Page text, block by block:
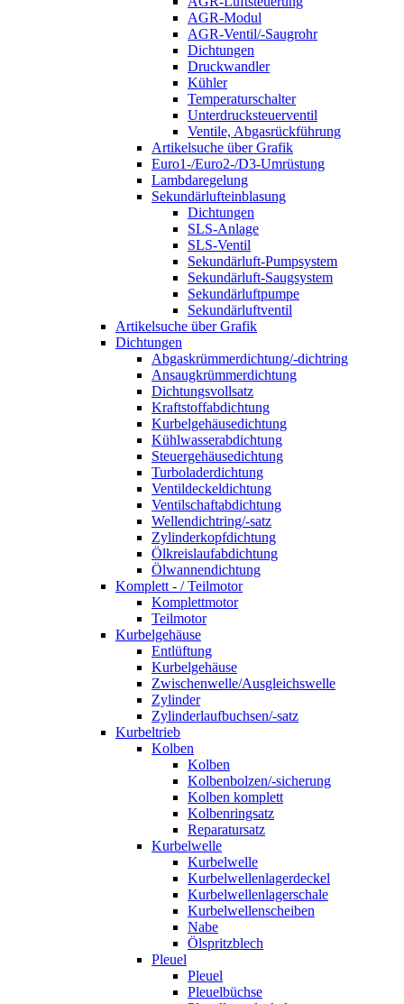
AGR-Modul
AGR-Ventil/-Saugrohr
Dichtungen
Druckwandler
Kühler
Temperaturschalter
Unterdrucksteuerventil
Ventile, Abgasrückführung
Artikelsuche über Grafik
Euro1-/Euro2-/D3-Umrüstung
Lambdaregelung
Sekundärlufteinblasung
Dichtungen
SLS-Anlage
SLS-Ventil
Sekundärluft-Pumpsystem
Sekundärluft-Saugsystem
Sekundärluftpumpe
Sekundärluftventil
Artikelsuche über Grafik
Dichtungen
Abgaskrümmerdichtung/-dichtring
Ansaugkrümmerdichtung
Dichtungsvollsatz
Kraftstoffabdichtung
Kurbelgehäusedichtung
Kühlwasserabdichtung
Steuergehäusedichtung
Turboladerdichtung
Ventildeckeldichtung
Ventilschaftabdichtung
Wellendichtring/-satz
Zylinderkopfdichtung
Ölkreislaufabdichtung
Ölwannendichtung
Komplett - / Teilmotor
Komplettmotor
Teilmotor
Kurbelgehäuse
Entlüftung
Kurbelgehäuse
Zwischenwelle/Ausgleichswelle
Zylinder
Zylinderlaufbuchsen/-satz
Kurbeltrieb
Kolben
Kolben
Kolbenbolzen/-sicherung
Kolben komplett
Kolbenringsatz
Reparatursatz
Kurbelwelle
Kurbelwelle
Kurbelwellenlagerdeckel
Kurbelwellenlagerschale
Kurbelwellenscheiben
Nabe
Ölspritzblech
Pleuel
Pleuel
Pleuelbüchse